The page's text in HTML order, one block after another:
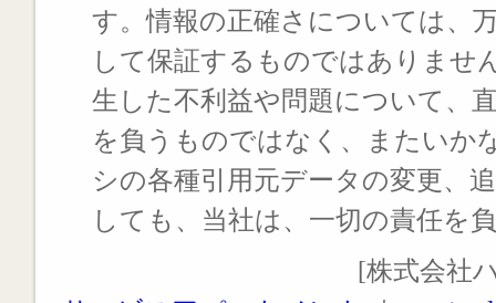
す。情報の正確さについては、
して保証するものではありませ
生した不利益や問題について、
を負うものではなく、またいか
シの各種引用元データの変更、
しても、当社は、一切の責任を
[株式会社